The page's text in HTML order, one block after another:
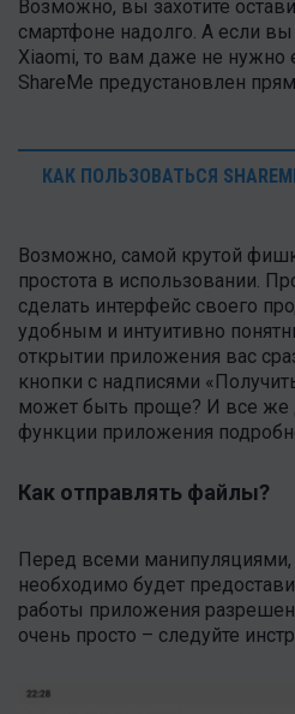
Возможно, вы захотите
смартфоне надолго. А если
Xiaomi, то вам даже не нужно
ShareMe предустановлен
КАК ПОЛЬЗОВАТЬСЯ
Возможно, самой крутой
простота в использовании.
сделать интерфейс своего
удобным и интуитивно
открытии приложения вас
кнопки с надписями
может быть проще? И все же
функции приложения
Как отправлять файлы?
Перед всеми манипуляциями,
необходимо будет
работы приложения
очень просто – следуйте